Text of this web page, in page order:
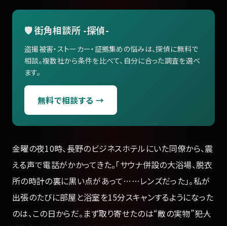
🛡️ 街角相談所 -探偵-
盗撮被害・ストーカー・証拠集めの悩みは、探偵に無料で
相談。複数社から条件を比べて、自分に合った調査を選べ
ます。
無料で相談する →
金曜の夜10時、長野のビジネスホテルにいた同僚から、震
える声で電話がかかってきた。「サウナ併設の大浴場、脱衣
所の時計の裏に黒い点があって……レンズだった」。私が
出張のたびに部屋と浴室を15分スキャンするようになった
のは、この日からだ。まず取り寄せたのは“敵の実物”――犯人